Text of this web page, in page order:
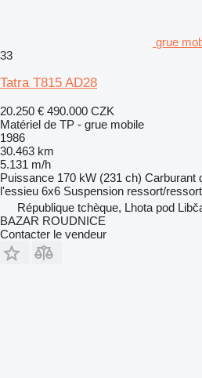
grue
33
Tatra T815 AD28
20.250 € 490.000 CZK
Matériel de TP - grue mobile
1986
30.463 km
5.131 m/h
Puissance 170 kW (231 ch) Carburant
l'essieu 6x6 Suspension ressort/ressort
République tchèque, Lhota pod
BAZAR ROUDNICE
Contacter le vendeur